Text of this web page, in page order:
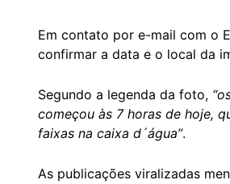
Em contato por e-mail com o
confirmar a data e o local da
Segundo a legenda da foto,
começou às 7 horas de hoje,
faixas na caixa d´água”.
As publicações viralizadas